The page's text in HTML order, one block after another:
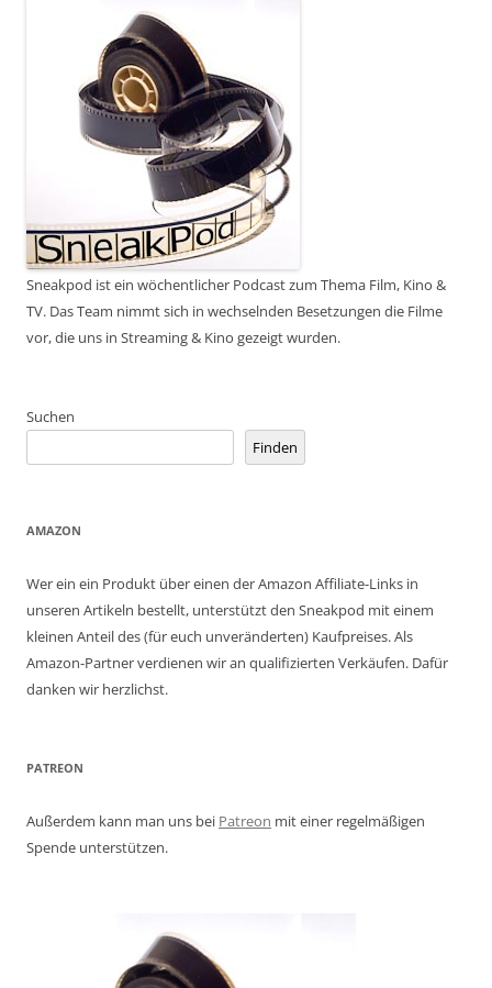
Sneakpod ist ein wöchentlicher Podcast zum Thema Film, Kino &
TV. Das Team nimmt sich in wechselnden Besetzungen die Filme
vor, die uns in Streaming & Kino gezeigt wurden.
Suchen
Finden
AMAZON
Wer ein ein Produkt über einen der Amazon Affiliate-Links in
unseren Artikeln bestellt, unterstützt den Sneakpod mit einem
kleinen Anteil des (für euch unveränderten) Kaufpreises. Als
Amazon-Partner verdienen wir an qualifizierten Verkäufen. Dafür
danken wir herzlichst.
PATREON
Außerdem kann man uns bei Patreon mit einer regelmäßigen
Spende unterstützen.